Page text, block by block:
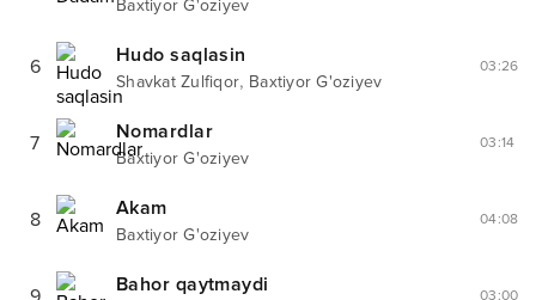
Baxtiyor G'oziyev
6 Hudo saqlasin
Shavkat Zulfiqor, Baxtiyor G'oziyev
03:26
7 Nomardlar
Baxtiyor G'oziyev
03:14
8 Akam
Baxtiyor G'oziyev
04:08
Bahor qaytmaydi 03:00